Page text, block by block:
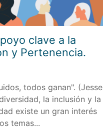
clave a la
y Pertenencia.
todos ganan". (Jesse
la inclusión y la
existe un gran interés
temas...